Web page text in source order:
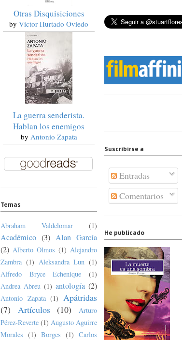
Otras Disquisiciones
by Víctor Hurtado Oviedo
La guerra senderista.
Hablan los enemigos
by Antonio Zapata
Temas
Abraham Valdelomar (1)
Académico (3) Alan García
(2) Alberto Olmos (1) Alejandro
Zambra (1) Aleksandra Lun (1)
Alfredo Bryce Echenique
(1)
Andrea Abreu (1) antología (2)
Antonio Zapata (1) Apátridas
(7)
Artículos (10)
Arturo
Pérez-Reverte (1) Augusto Aguirre
Morales (1) Borges (1) Carlos
Suscribirse a
Entradas
Comentarios
He publicado